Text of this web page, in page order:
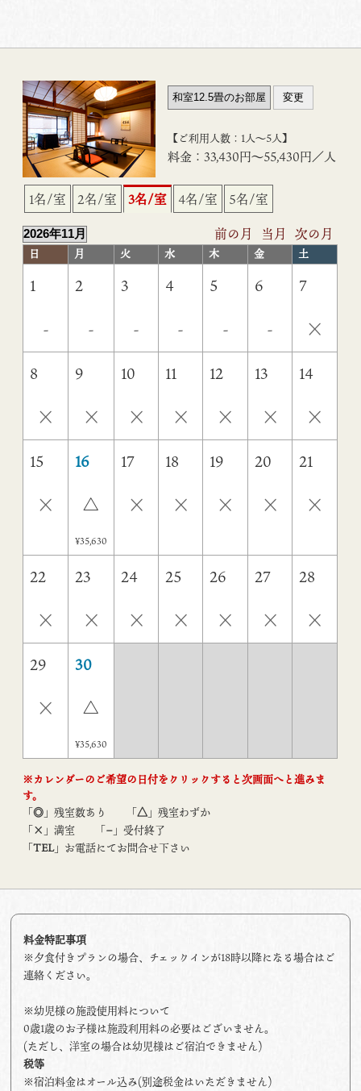
【ご利用人数：1人〜5人】
料金：33,430円〜55,430円／人
1名/室 2名/室 3名/室 4名/室
5名/室
前の月
当月 次の月
日 月 火 水 木 金 土
1
-
2
-
3
-
4
-
5
-
6
-
7
×
8
×
9
×
10
×
11
×
12
×
13
×
14
×
15
×
16
△
¥35,630
17
×
18
×
19
×
20
×
21
×
22
×
23
×
24
×
25
×
26
×
27
×
28
×
29
×
30
△
¥35,630
※カレンダーのご希望の日付をクリックすると次画面へと進みま
す。
「◎ 」残室数あり 「△ 」残室わずか
「× 」満室 「− 」受付終了
「TEL」お電話にてお問合せ下さい
料金特記事項
※夕食付きプランの場合、チェックインが18時以降になる場合はご
連絡ください。
※幼児様の施設使用料について
0歳1歳のお子様は施設利用料の必要はございません。
(ただし、洋室の場合は幼児様はご宿泊できません)
税等
※宿泊料金はオール込み(別途税金はいただきません)